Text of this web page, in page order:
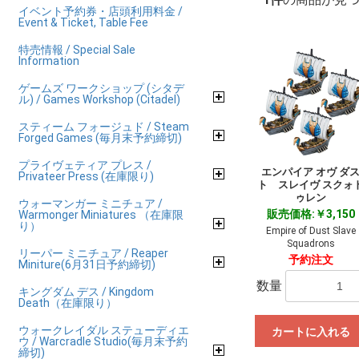
イベント予約券・店頭利用料金 /
Event & Ticket, Table Fee
特売情報 / Special Sale
Information
ゲームズ ワークショップ (シタデ
ル) / Games Workshop (Citadel)
スティーム フォージュド / Steam
Forged Games (毎月末予約締切)
プライヴェティア プレス /
Privateer Press (在庫限り)
ウォーマンガー ミニチュア /
Warmonger Miniatures （在庫限
り）
リーパー ミニチュア / Reaper
Miniture(6月31日予約締切)
キングダム デス / Kingdom
Death（在庫限り）
ウォークレイダル ステューディエ
ウ / Warcradle Studio(毎月末予約
締切)
エンパイア オヴ ダ
ト スレイヴ スクォ
ゥレン
販売価格:￥3,150
Empire of Dust Slave
Squadrons
予約注文
数量
カートに入れる